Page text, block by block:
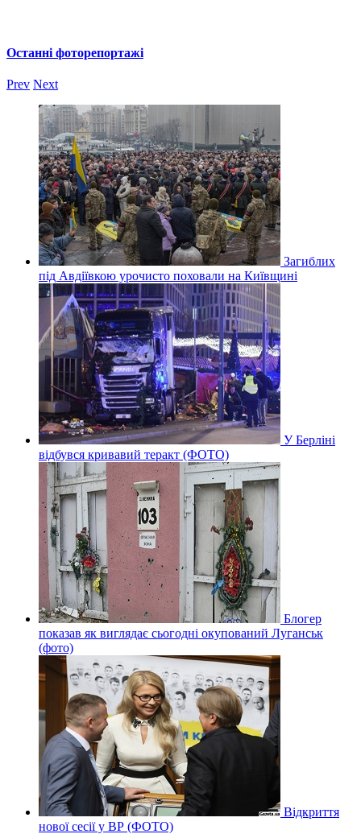
Останні фоторепортажі
Prev Next
Загиблих
під Авдіївкою урочисто поховали на Київщині
У Берліні
відбувся кривавий теракт (ФОТО)
Блогер
показав як виглядає сьогодні окупований Луганськ
(фото)
Відкриття
нової сесії у ВР (ФОТО)